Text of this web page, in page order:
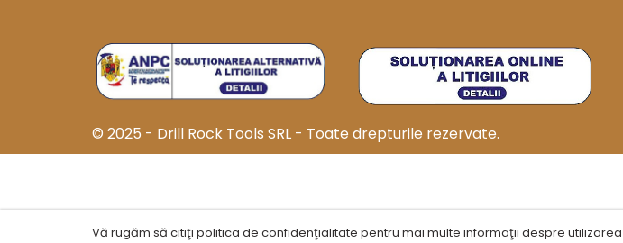
Vă rugăm să citiţi politica de confidenţialitate pentru mai multe informaţii despre
© 2025 - Drill Rock Tools SRL - Toate drepturile rezervate.